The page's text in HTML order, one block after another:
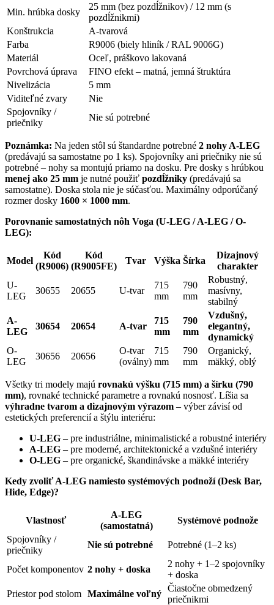
Min. hrúbka dosky
25 mm (bez pozdĺžnikov) / 12 mm (s
pozdĺžnikmi)
Konštrukcia
A-tvarová
Farba
R9006 (biely hliník / RAL 9006G)
Materiál
Oceľ, práškovo lakovaná
Povrchová úprava
FINO efekt – matná, jemná štruktúra
Nivelizácia
5 mm
Viditeľné zvary
Nie
Spojovníky /
priečniky
Nie sú potrebné
Poznámka: Na jeden stôl sú štandardne potrebné 2 nohy A-LEG
(predávajú sa samostatne po 1 ks). Spojovníky ani priečniky nie sú
potrebné – nohy sa montujú priamo na dosku. Pre dosky s hrúbkou
menej ako 25 mm je nutné použiť pozdĺžniky (predávajú sa
samostatne). Doska stola nie je súčasťou. Maximálny odporúčaný
rozmer dosky 1600 × 1000 mm.
Porovnanie samostatných nôh Voga (U-LEG / A-LEG / O-
LEG):
Model
Kód
(R9006)
Kód
(R9005FE)
Tvar Výška Šírka
Dizajnový
charakter
U-
LEG
30655 20655 U-tvar
715
mm
790
mm
Robustný,
masívny,
stabilný
A-
LEG
30654 20654 A-tvar
715
mm
790
mm
Vzdušný,
elegantný,
dynamický
O-
LEG
30656 20656
O-tvar
(oválny)
715
mm
790
mm
Organický,
mäkký, oblý
Všetky tri modely majú rovnakú výšku (715 mm) a šírku (790
mm), rovnaké technické parametre a rovnakú nosnosť. Líšia sa
výhradne tvarom a dizajnovým výrazom – výber závisí od
estetických preferencií a štýlu interiéru:
U-LEG – pre industriálne, minimalistické a robustné interiéry
A-LEG – pre moderné, architektonické a vzdušné interiéry
O-LEG – pre organické, škandinávske a mäkké interiéry
Kedy zvoliť A-LEG namiesto systémových podnoží (Desk Bar,
Hide, Edge)?
Vlastnosť
A-LEG
(samostatná)
Systémové podnože
Spojovníky /
priečniky
Nie sú potrebné Potrebné (1–2 ks)
Počet komponentov 2 nohy + doska
2 nohy + 1–2 spojovníky
+ doska
Priestor pod stolom Maximálne voľný
Čiastočne obmedzený
priečnikmi